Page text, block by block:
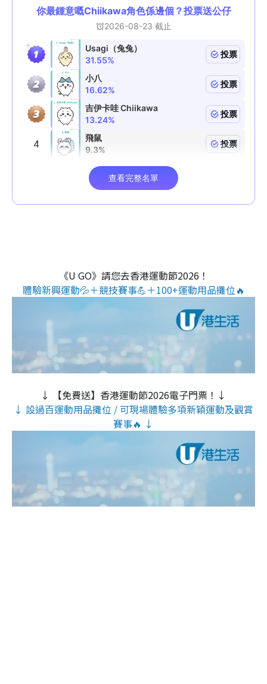
《U GO》請您去香港運動節2026！
體驗新興運動💦＋競技賽事💪＋100+運動用品攤位🔥
↓ 【免費送】香港運動節2026電子門票！↓
↓ 設過百運動用品攤位 / 可現場體驗多項新穎運動及觀賞
賽事🔥 ↓